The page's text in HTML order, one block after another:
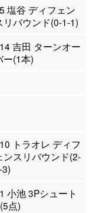
塩谷 ディフェン
リバウンド(0-1-1)
吉田 ターンオー
ー(1本)
トラオレ ディフ
ンスリバウンド(2-
3)
小池 3Pシュート
点)